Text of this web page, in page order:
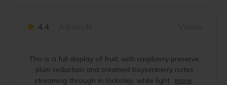
4.4
This is a full display of fruit, with raspberry preserve,
plum reduction and creamed boysenberry notes
streaming through in lockstep, while light
more